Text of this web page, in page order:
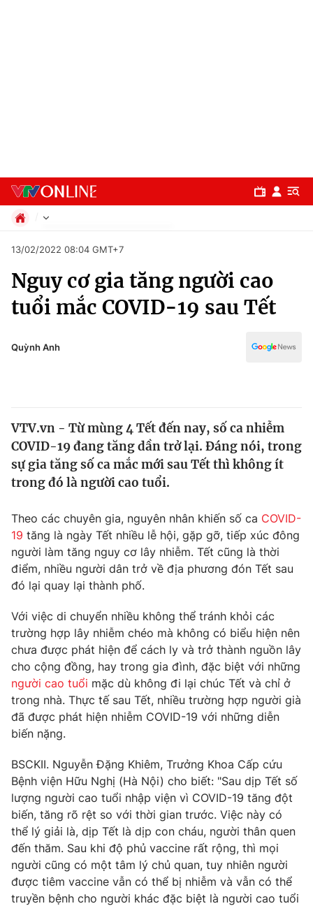
Chuyên mục
Chính trị
Xã hội
Y tế
Thế giới
Thế giới đó đây
Câu chuyện quốc tế
Kinh tế
Tài chính
Thị trường
Dữ liệu và đời sống
Phim VTV
Hậu trường
Nhân vật
Khán giả
Giải sao mai
Giải trí
Điện ảnh
Âm nhạc
Sao
Đời sống
Du lịch
Làm đẹp
Chất lượng cuộc sống
Giáo dục
Học trực tuyến
Công nghệ
Hitech Công nghệ tương lai
Sản phẩm
Thị trường
Tư vấn
Giao lưu trực tuyến
Lịch phát sóng
Chuyên mục khác
Xã hội
Pháp luật
Kinh tế
Thể thao
Văn hóa - Giải trí
Giáo dục
13/02/2022 08:04 GMT+7
Nguy cơ gia tăng người cao
tuổi mắc COVID-19 sau Tết
Quỳnh Anh
VTV.vn - Từ mùng 4 Tết đến nay, số ca nhiễm
COVID-19 đang tăng dần trở lại. Đáng nói, trong
sự gia tăng số ca mắc mới sau Tết thì không ít
trong đó là người cao tuổi.
Theo các chuyên gia, nguyên nhân khiến số ca COVID-
19 tăng là ngày Tết nhiều lễ hội, gặp gỡ, tiếp xúc đông
người làm tăng nguy cơ lây nhiễm. Tết cũng là thời
điểm, nhiều người dân trở về địa phương đón Tết sau
đó lại quay lại thành phố.
Với việc di chuyển nhiều không thể tránh khỏi các
trường hợp lây nhiễm chéo mà không có biểu hiện nên
chưa được phát hiện để cách ly và trở thành nguồn lây
cho cộng đồng, hay trong gia đình, đặc biệt với những
người cao tuổi mặc dù không đi lại chúc Tết và chỉ ở
trong nhà. Thực tế sau Tết, nhiều trường hợp người già
đã được phát hiện nhiễm COVID-19 với những diễn
biến nặng.
BSCKII. Nguyễn Đặng Khiêm, Trưởng Khoa Cấp cứu
Bệnh viện Hữu Nghị (Hà Nội) cho biết: "Sau dịp Tết số
lượng người cao tuổi nhập viện vì COVID-19 tăng đột
biến, tăng rõ rệt so với thời gian trước. Việc này có
thể lý giải là, dịp Tết là dịp con cháu, người thân quen
đến thăm. Sau khi độ phủ vaccine rất rộng, thì mọi
người cũng có một tâm lý chủ quan, tuy nhiên người
được tiêm vaccine vẫn có thể bị nhiễm và vẫn có thể
truyền bệnh cho người khác đặc biệt là người cao tuổi